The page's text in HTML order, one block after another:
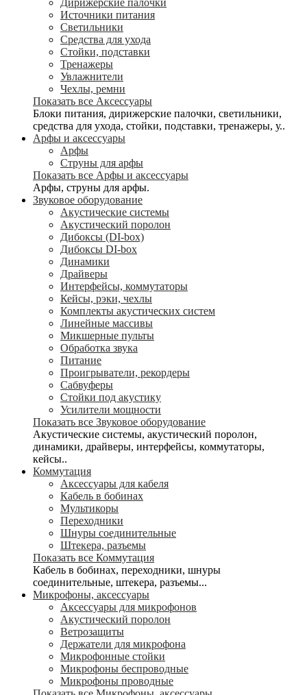
Дирижерские палочки
Источники питания
Светильники
Средства для ухода
Стойки, подставки
Тренажеры
Увлажнители
Чехлы, ремни
Показать все Аксессуары
Блоки питания, дирижерские палочки, светильники,
средства для ухода, стойки, подставки, тренажеры, у..
Арфы и аксессуары
Арфы
Струны для арфы
Показать все Арфы и аксессуары
Арфы, струны для арфы.
Звуковое оборудование
Акустические системы
Акустический поролон
Дибоксы (DI-box)
Дибоксы DI-box
Динамики
Драйверы
Интерфейсы, коммутаторы
Кейсы, рэки, чехлы
Комплекты акустических систем
Линейные массивы
Микшерные пульты
Обработка звука
Питание
Проигрыватели, рекордеры
Сабвуферы
Стойки под акустику
Усилители мощности
Показать все Звуковое оборудование
Акустические системы, акустический поролон,
динамики, драйверы, интерфейсы, коммутаторы,
кейсы..
Коммутация
Аксессуары для кабеля
Кабель в бобинах
Мультикоры
Переходники
Шнуры соединительные
Штекера, разъемы
Показать все Коммутация
Кабель в бобинах, переходники, шнуры
соединительные, штекера, разъемы...
Микрофоны, аксессуары
Аксессуары для микрофонов
Акустический поролон
Ветрозащиты
Держатели для микрофона
Микрофонные стойки
Микрофоны беспроводные
Микрофоны проводные